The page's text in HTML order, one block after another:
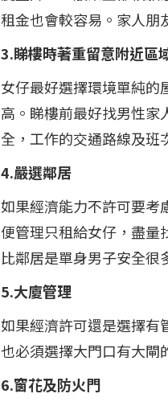
租金也會較容易。家人朋
3.睇樓時著重留意附近區
女仔最好選擇環境單純的
高。睇樓前最好找男性家
全，工作的交通路線及班
4.嚴選鄰居
如果經濟能力不許可要考
便管理只租給女仔，盡量
比鄰居是單身男子安全很
5.大廈管理
如果經濟許可還是選擇有
也必須選擇大門口有大閘
6.窗花及防火門